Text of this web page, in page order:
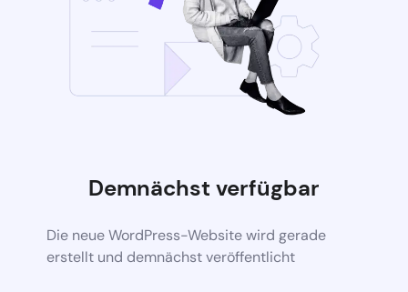
Demnächst verfügbar
Die neue WordPress-Website wird gerade
erstellt und demnächst veröffentlicht